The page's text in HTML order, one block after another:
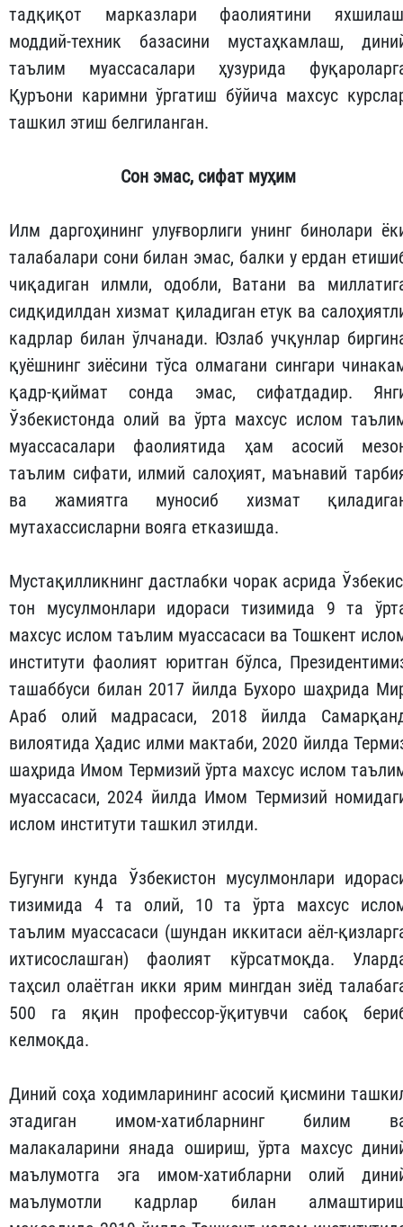
тадқиқот марказлари фаолиятини
моддий-техник базасини мустаҳкамлаш,
таълим муассасалари ҳузурида
Қуръони каримни ўргатиш бўйича махсус
ташкил этиш белгиланган.
Сон эмас, сифат муҳим
Илм даргоҳининг улуғворлиги унинг бинолари
талабалари сони билан эмас, балки у ердан
чиқадиган илмли, одобли, Ватани ва
сидқидилдан хизмат қиладиган етук ва
кадрлар билан ўлчанади. Юзлаб учқунлар
қуёшнинг зиёсини тўса олмагани сингари
қадр-қиймат сонда эмас, сифатдадир.
Ўзбекистонда олий ва ўрта махсус ислом
муассасалари фаолиятида ҳам асосий
таълим сифати, илмий салоҳият, маънавий
ва жамиятга муносиб хизмат
мутахассисларни вояга етказишда.
Мустақилликнинг дастлабки чорак асрида
тон мусулмонлари идораси тизимида 9 та
махсус ислом таълим муассасаси ва Тошкент
институти фаолият юритган бўлса,
ташаббуси билан 2017 йилда Бухоро шаҳрида
Араб олий мад­расаси, 2018 йилда
вилоятида Ҳадис илми мактаби, 2020 йилда
шаҳрида Имом Термизий ўрта махсус ислом
муассасаси, 2024 йилда Имом Термизий
ислом институти ташкил этилди.
Бугунги кунда Ўзбекистон мусулмонлари
тизимида 4 та олий, 10 та ўрта махсус
таълим муассасаси (шундан иккитаси аёл-
ихтисослашган) фаолият кўрсатмоқда.
таҳсил олаётган икки ярим мингдан зиёд
500 га яқин профессор-ўқитувчи сабоқ
келмоқда.
Диний соҳа ходимларининг асосий қисмини
этадиган имом-хатибларнинг билим
малакаларини янада ошириш, ўрта махсус
маълумотга эга имом-хатибларни олий
маълумотли кадрлар билан